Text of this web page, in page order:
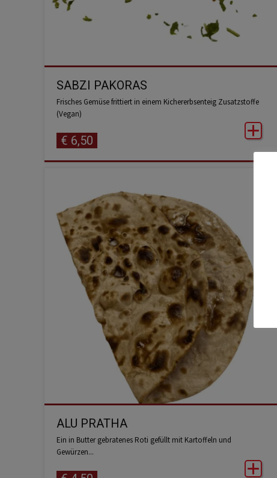
SABZI PAKORAS
Frisches Gemüse frittiert in einem Kichererbsenteig Zusatzstoffe
(Vegan)
€ 6,50
ALU PRATHA
Ein in Butter gebratenes Roti gefüllt mit Kartoffeln und
Gewürzen...